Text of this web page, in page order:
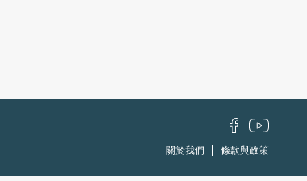
關於我們
條款與政策